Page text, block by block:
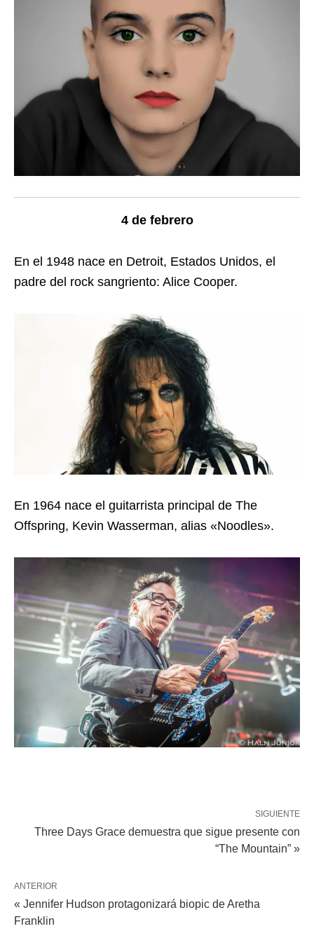
4 de febrero
En el 1948 nace en Detroit, Estados Unidos, el
padre del rock sangriento: Alice Cooper.
En 1964 nace el guitarrista principal de The
Offspring, Kevin Wasserman, alias «Noodles».
SIGUIENTE
Three Days Grace demuestra que sigue presente con
“The Mountain” »
ANTERIOR
« Jennifer Hudson protagonizará biopic de Aretha
Franklin